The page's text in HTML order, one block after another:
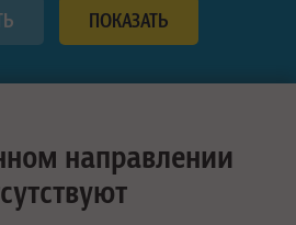
направлении